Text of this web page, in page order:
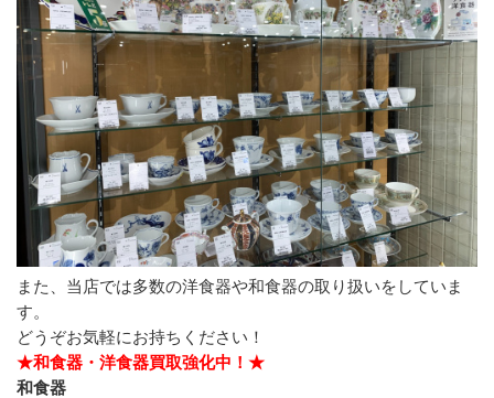
また、当店では多数の洋食器や和食器の取り扱いをしていま
す。
どうぞお気軽にお持ちください！
★和食器・洋食器買取強化中！★
和食器